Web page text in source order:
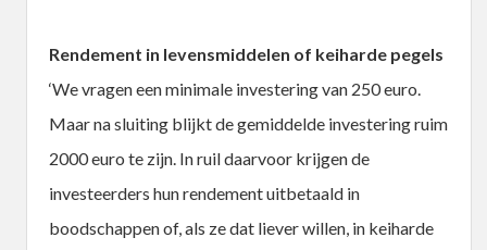
Rendement in levensmiddelen of keiharde pegels
‘We vragen een minimale investering van 250 euro.
Maar na sluiting blijkt de gemiddelde investering ruim
2000 euro te zijn. In ruil daarvoor krijgen de
investeerders hun rendement uitbetaald in
boodschappen of, als ze dat liever willen, in keiharde